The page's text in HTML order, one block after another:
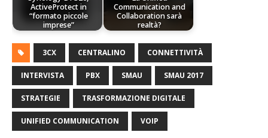
ActiveProtect in
“formato piccole
imprese”
Communication and
Collaboration sarà
realtà?
3CX CENTRALINO CONNETTIVITÀ
INTERVISTA PBX SMAU SMAU 2017
STRATEGIE TRASFORMAZIONE DIGITALE
UNIFIED COMMUNICATION VOIP